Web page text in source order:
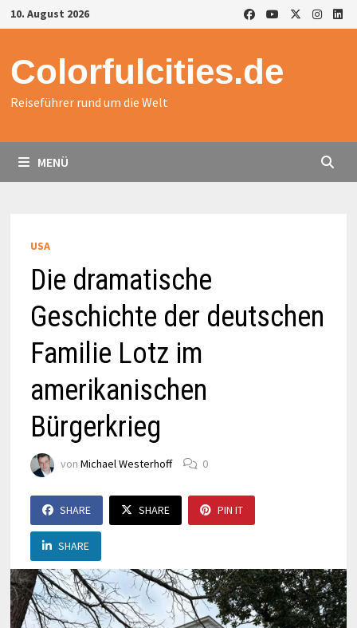
Zurück
zum
10. August 2026
Colorfulcities.de
Reiseführer rund um die Welt
MENÜ
USA
Die dramatische
Geschichte der deutschen
Familie Lotz im
amerikanischen
Bürgerkrieg
von Michael Westerhoff 0
SHARE SHARE PIN IT
SHARE